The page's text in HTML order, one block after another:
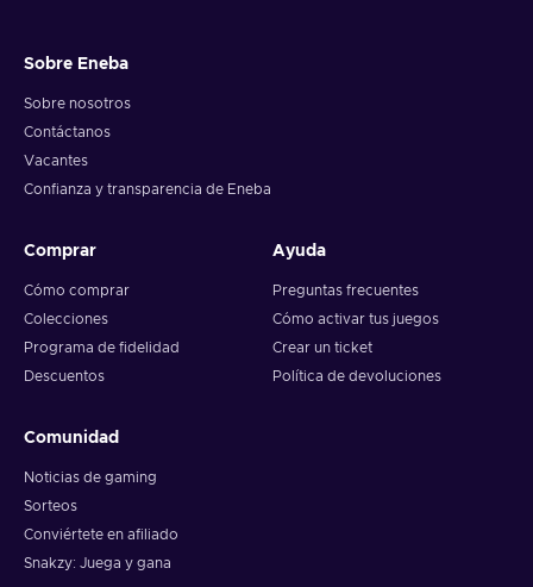
Sobre Eneba
Sobre nosotros
Contáctanos
Vacantes
Confianza y transparencia de Eneba
Comprar
Cómo comprar
Colecciones
Programa de fidelidad
Descuentos
Ayuda
Preguntas frecuentes
Cómo activar tus juegos
Crear un ticket
Política de devoluciones
Comunidad
Noticias de gaming
Sorteos
Conviértete en afiliado
Snakzy: Juega y gana